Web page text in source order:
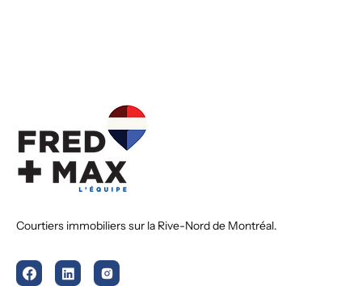
Courtiers immobiliers sur la Rive-Nord de Montréal.